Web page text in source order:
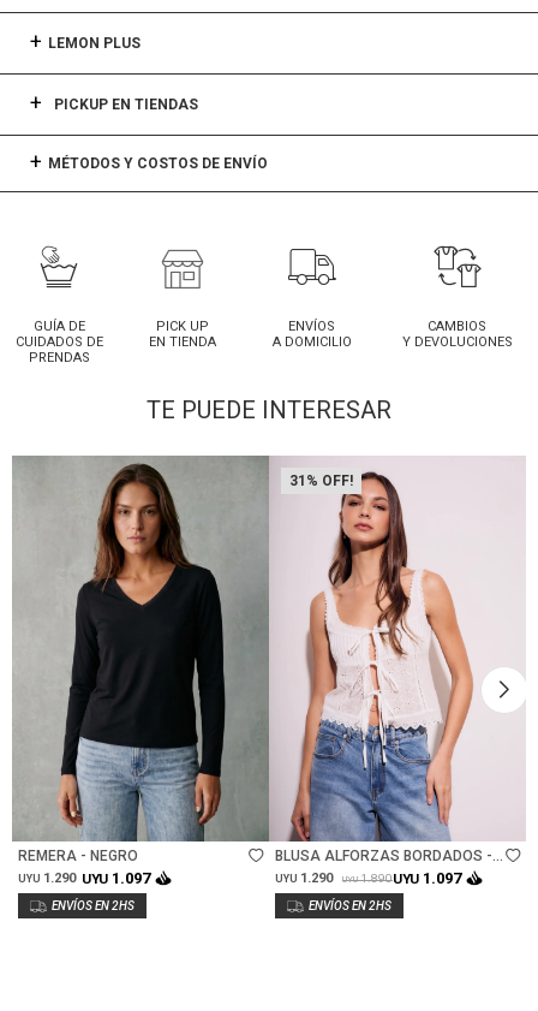
LEMON PLUS
PICKUP EN TIENDAS
MÉTODOS Y COSTOS DE ENVÍO
GUÍA DE
CUIDADOS DE
PRENDAS
PICK UP
EN TIENDA
ENVÍOS
A DOMICILIO
CAMBIOS
Y DEVOLUCIONES
TE PUEDE INTERESAR
Talle
REMERA - NEGRO
UYU 1.290 UYU 1.097
31
Talle
BLUSA ALFORZAS BORDADOS -
0FF WHITE
UYU 1.290 UYU 1.890UYU 1.097